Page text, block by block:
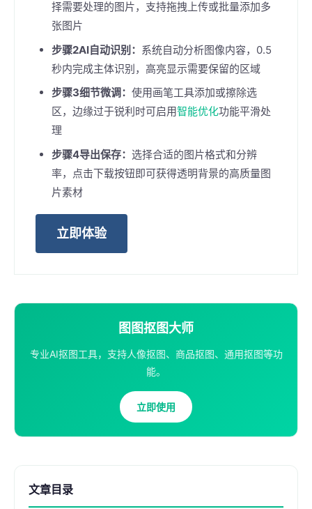
择需要处理的图片，支持拖拽上传或批量添加多
张图片
步骤2AI自动识别： 系统自动分析图像内容，0.5
秒内完成主体识别，高亮显示需要保留的区域
步骤3细节微调： 使用画笔工具添加或擦除选
区，边缘过于锐利时可启用智能优化功能平滑处
理
步骤4导出保存： 选择合适的图片格式和分辨
率，点击下载按钮即可获得透明背景的高质量图
片素材
立即体验
图图抠图大师
专业AI抠图工具，支持人像抠图、商品抠图、通用抠图等功
能。
立即使用
文章目录